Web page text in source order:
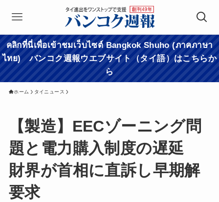
คลิกที่นี่เพื่อเข้าชมเว็บไซต์ Bangkok Shuho (ภาคภาษา
ไทย) バンコク週報ウエブサイト（タイ語）はこちらか
ら
ホーム タイニュース
【製造】EECゾーニング問
題と電力購入制度の遅延
財界が首相に直訴し早期解
要求